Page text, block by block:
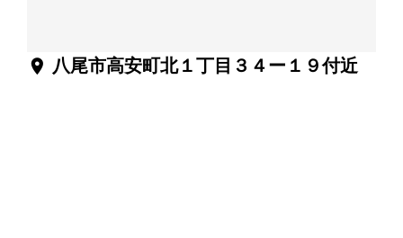
location_on 八尾市高安町北１丁目３４ー１９付近